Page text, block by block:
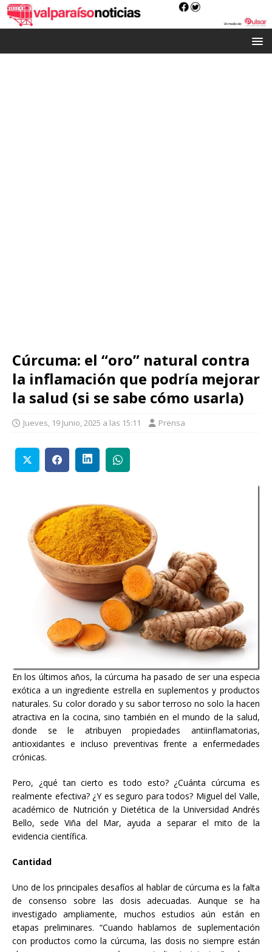
Cúrcuma: el “oro” natural contra
la inflamación que podría mejorar
la salud (si se sabe cómo usarla)
Jueves, 19 Junio, 2025 a las 15:11 Prensa
En los últimos años, la cúrcuma ha pasado de ser una especia
exótica a un ingrediente estrella en suplementos y productos
naturales. Su color dorado y su sabor terroso no solo la hacen
atractiva en la cocina, sino también en el mundo de la salud,
donde se le atribuyen propiedades antiinflamatorias,
antioxidantes e incluso preventivas frente a enfermedades
crónicas.
Pero, ¿qué tan cierto es todo esto? ¿Cuánta cúrcuma es
realmente efectiva? ¿Y es seguro para todos? Miguel del Valle,
académico de Nutrición y Dietética de la Universidad Andrés
Bello, sede Viña del Mar, ayuda a separar el mito de la
evidencia científica.
Cantidad
Uno de los principales desafíos al hablar de cúrcuma es la falta
de consenso sobre las dosis adecuadas. Aunque se ha
investigado ampliamente, muchos estudios aún están en
etapas preliminares. “Cuando hablamos de suplementación
con productos como la cúrcuma, las dosis no siempre están